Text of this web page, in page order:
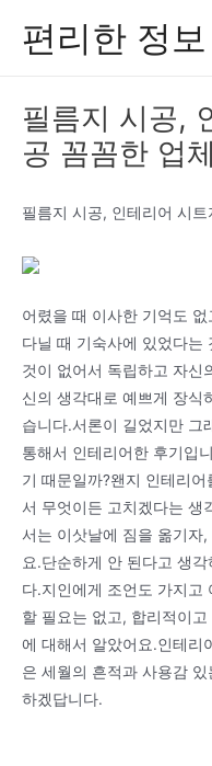
편리한 정보
필름지 시공,
공 꼼꼼한 업
필름지 시공, 인테리어 시
어렸을 때 이사한 기억도
다닐 때 기숙사에 있었다는
것이 없어서 독립하고 자신
신의 생각대로 예쁘게 장식
습니다.서론이 길었지만 그
통해서 인테리어한 후기입
기 때문일까?왠지 인테리
서 무엇이든 고치겠다는 생
서는 이삿날에 짐을 옮기자
요.단순하게 안 된다고 생
다.지인에게 조언도 가지고
할 필요는 없고, 합리적이
에 대해서 알았어요.인테리
은 세월의 흔적과 사용감
하겠답니다.